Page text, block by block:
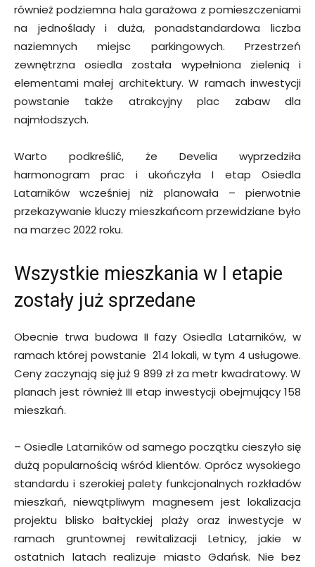
również podziemna hala garażowa z pomieszczeniami
na jednoślady i duża, ponadstandardowa liczba
naziemnych miejsc parkingowych. Przestrzeń
zewnętrzna osiedla została wypełniona zielenią i
elementami małej architektury. W ramach inwestycji
powstanie także atrakcyjny plac zabaw dla
najmłodszych.
Warto podkreślić, że Develia wyprzedziła
harmonogram prac i ukończyła I etap Osiedla
Latarników wcześniej niż planowała – pierwotnie
przekazywanie kluczy mieszkańcom przewidziane było
na marzec 2022 roku.
Wszystkie mieszkania w I etapie
zostały już sprzedane
Obecnie trwa budowa II fazy Osiedla Latarników, w
ramach której powstanie 214 lokali, w tym 4 usługowe.
Ceny zaczynają się już 9 899 zł za metr kwadratowy. W
planach jest również III etap inwestycji obejmujący 158
mieszkań.
– Osiedle Latarników od samego początku cieszyło się
dużą popularnością wśród klientów. Oprócz wysokiego
standardu i szerokiej palety funkcjonalnych rozkładów
mieszkań, niewątpliwym magnesem jest lokalizacja
projektu blisko bałtyckiej plaży oraz inwestycje w
ramach gruntownej rewitalizacji Letnicy, jakie w
ostatnich latach realizuje miasto Gdańsk. Nie bez